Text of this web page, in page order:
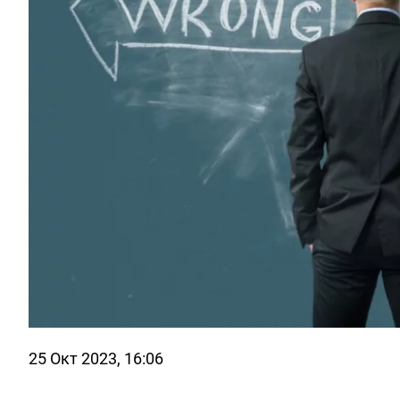
25 Окт 2023, 16:06